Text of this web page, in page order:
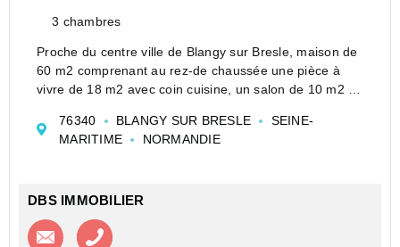
3 chambres
Proche du centre ville de Blangy sur Bresle, maison de
60 m2 comprenant au rez-de chaussée une pièce à
vivre de 18 m2 avec coin cuisine, un salon de 10 m2 et
Au premier étage : une chambre de 14 m2 et deux
chambres d'enfant .
76340 BLANGY SUR BRESLE
SEINE-
MARITIME
NORMANDIE
DBS IMMOBILIER
Contacter l'agence